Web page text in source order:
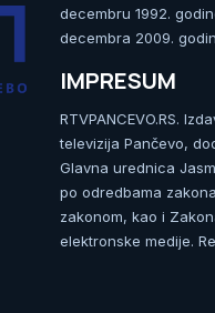
decembru 1992.
decembra 2009.
IMPRESUM
RTVPANCEVO.RS.
televizija Pančevo,
Glavna urednica
po odredbama
zakonom, kao i
elektronske medije.